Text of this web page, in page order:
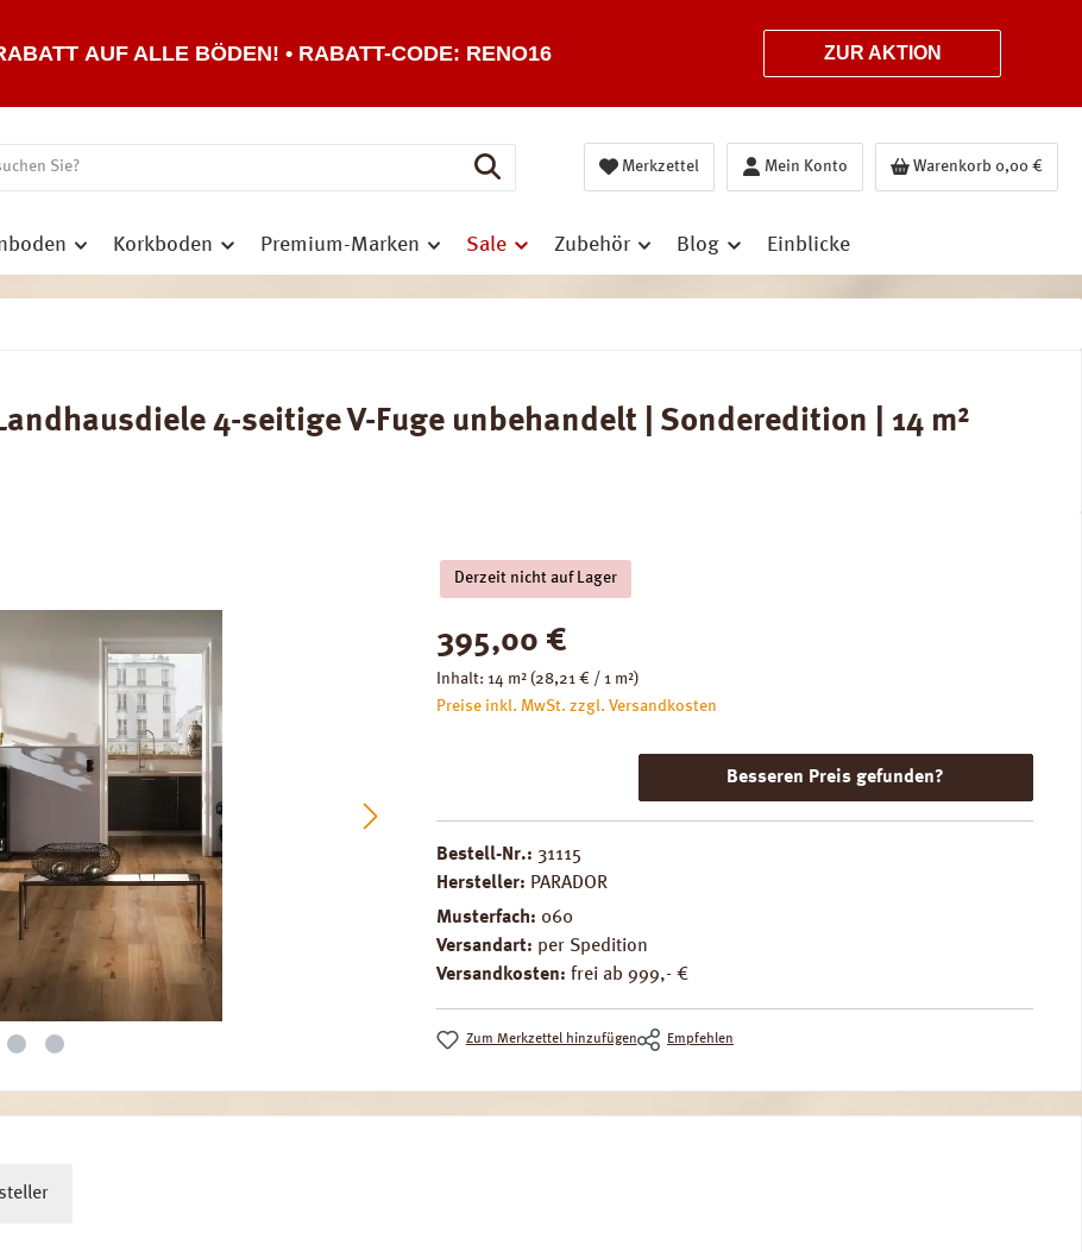
AUF ALLE BÖDEN! • RABATT-CODE: RENO16 ZUR AKTION
Merkzettel Mein Konto Warenkorb 0,00 €
Korkboden Premium-Marken Sale Zubehör Blog Einblicke
4-seitige V-Fuge unbehandelt | Sonderedition | 14 m²
Derzeit nicht auf Lager
Regulärer Preis:
395,00 €
Inhalt: 14 m² (28,21 € / 1 m²)
Preise inkl. MwSt. zzgl. Versandkosten
Besseren Preis gefunden?
Bestell-Nr.: 31115
Hersteller: PARADOR
Musterfach: 060
Versandart: per Spedition
Versandkosten: frei ab 999,- €
Zum Merkzettel hinzufügen Empfehlen